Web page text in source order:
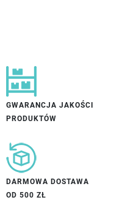
GWARANCJA JAKOŚCI
PRODUKTÓW
DARMOWA DOSTAWA
OD 500 ZŁ